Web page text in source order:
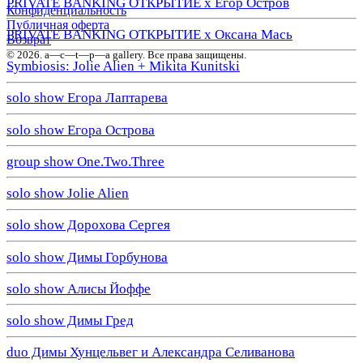
PRIVATE BANKING ОТКРЫТИЕ х Оксана Мась
Symbiosis: Jolie Alien + Mikita Kunitski
solo show Егора Лаптарева
solo show Егора Острова
group show One.Two.Three
solo show Jolie Alien
solo show Дорохова Сергея
solo show Димы Горбунова
solo show Алисы Йоффе
solo show Димы Гред
duo Димы Хунцельвег и Александра Селиванова
Конфиденциальность
Публичная оферта
Возврат
© 2026. a—с—t—р—a gallery. Все права защищены.